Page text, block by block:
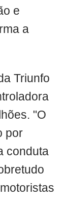
e
a
Triunfo
"O
por
conduta